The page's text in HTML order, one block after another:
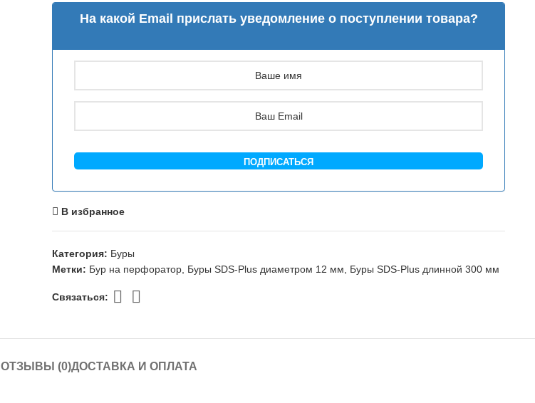
На какой Email прислать уведомление о поступлении товара?
ПОДПИСАТЬСЯ
В избранное
Категория: Буры
Метки: Бур на перфоратор, Буры SDS-Plus диаметром 12 мм, Буры SDS-Plus длинной 300 мм
Связаться:
ОТЗЫВЫ (0)ДОСТАВКА И ОПЛАТА